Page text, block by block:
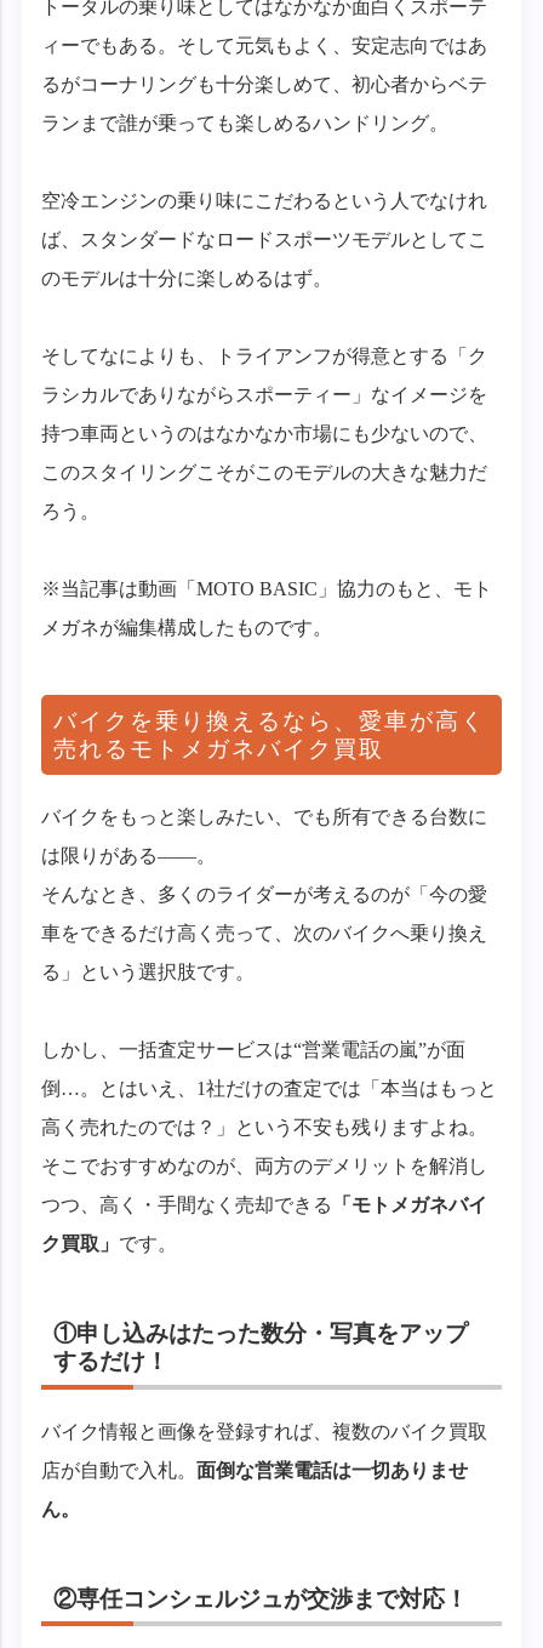
トータルの乗り味としてはなかなか面白くスポーテ
ィーでもある。そして元気もよく、安定志向ではあ
るがコーナリングも十分楽しめて、初心者からベテ
ランまで誰が乗っても楽しめるハンドリング。
空冷エンジンの乗り味にこだわるという人でなけれ
ば、スタンダードなロードスポーツモデルとしてこ
のモデルは十分に楽しめるはず。
そしてなによりも、トライアンフが得意とする「ク
ラシカルでありながらスポーティー」なイメージを
持つ車両というのはなかなか市場にも少ないので、
このスタイリングこそがこのモデルの大きな魅力だ
ろう。
※当記事は動画「MOTO BASIC」協力のもと、モト
メガネが編集構成したものです。
バイクを乗り換えるなら、愛車が高く
売れるモトメガネバイク買取
バイクをもっと楽しみたい、でも所有できる台数に
は限りがある——。
そんなとき、多くのライダーが考えるのが「今の愛
車をできるだけ高く売って、次のバイクへ乗り換え
る」という選択肢です。
しかし、一括査定サービスは“営業電話の嵐”が面
倒…。とはいえ、1社だけの査定では「本当はもっと
高く売れたのでは？」という不安も残りますよね。
そこでおすすめなのが、両方のデメリットを解消し
つつ、高く・手間なく売却できる
「モトメガネバイ
ク買取」 です。
①申し込みはたった数分・写真をアップ
するだけ！
バイク情報と画像を登録すれば、複数のバイク買取
店が自動で入札。面倒な営業電話は一切ありませ
ん。
②専任コンシェルジュが交渉まで対応！